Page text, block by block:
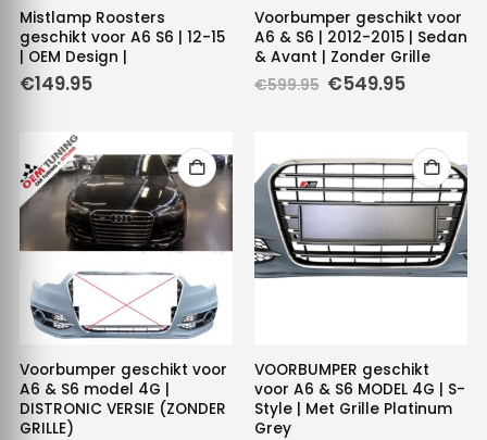
Mistlamp Roosters
geschikt voor A6 S6 | 12-15
| OEM Design |
€149.95
Voorbumper geschikt voor
A6 & S6 | 2012-2015 | Sedan
& Avant | Zonder Grille
€599.95 Oorspronkelijke
€549.95Huidige
Voorbumper geschikt voor
A6 & S6 model 4G |
DISTRONIC VERSIE (ZONDER
GRILLE)
VOORBUMPER geschikt
voor A6 & S6 MODEL 4G | S-
Style | Met Grille Platinum
Grey